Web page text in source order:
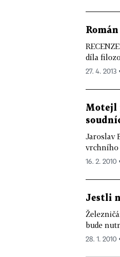
díla
27. 4. 2013
Motejl
Jaroslav
vrchního
16. 2. 2010
Jestli
bude
28. 1. 2010